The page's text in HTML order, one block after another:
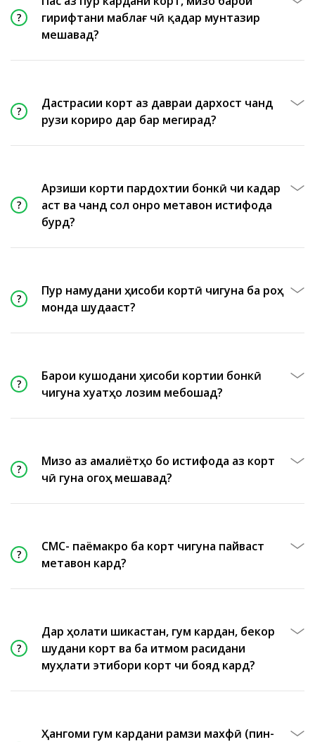
гирифтани маблағ чӣ қадар мунтазир
мешавад?
Дастрасии корт аз давраи дархост чанд
рузи кориро дар бар мегирад?
Арзиши корти пардохтии бонкӣ чи кадар
аст ва чанд сол онро метавон истифода
бурд?
Пур намудани ҳисоби кортӣ чигуна ба роҳ
монда шудааст?
Барои кушодани ҳисоби кортии бонкӣ
чигуна хуҷҷатҳо лозим мебошад?
Мизоҷ аз амалиётҳо бо истифода аз корт
чӣ гуна огоҳ мешавад?
СМС- паёмакро ба корт чигуна пайваст
метавон кард?
Дар ҳолати шикастан, гум кардан, бекор
шудани корт ва ба итмом расидани
муҳлати этибори корт чи бояд кард?
Ҳангоми гум кардани рамзи махфӣ (пин-